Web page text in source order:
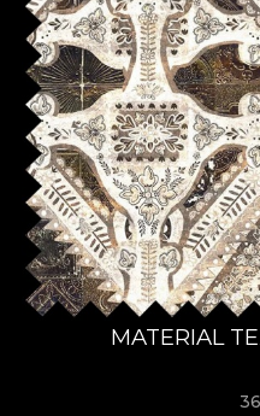
MATERIAL